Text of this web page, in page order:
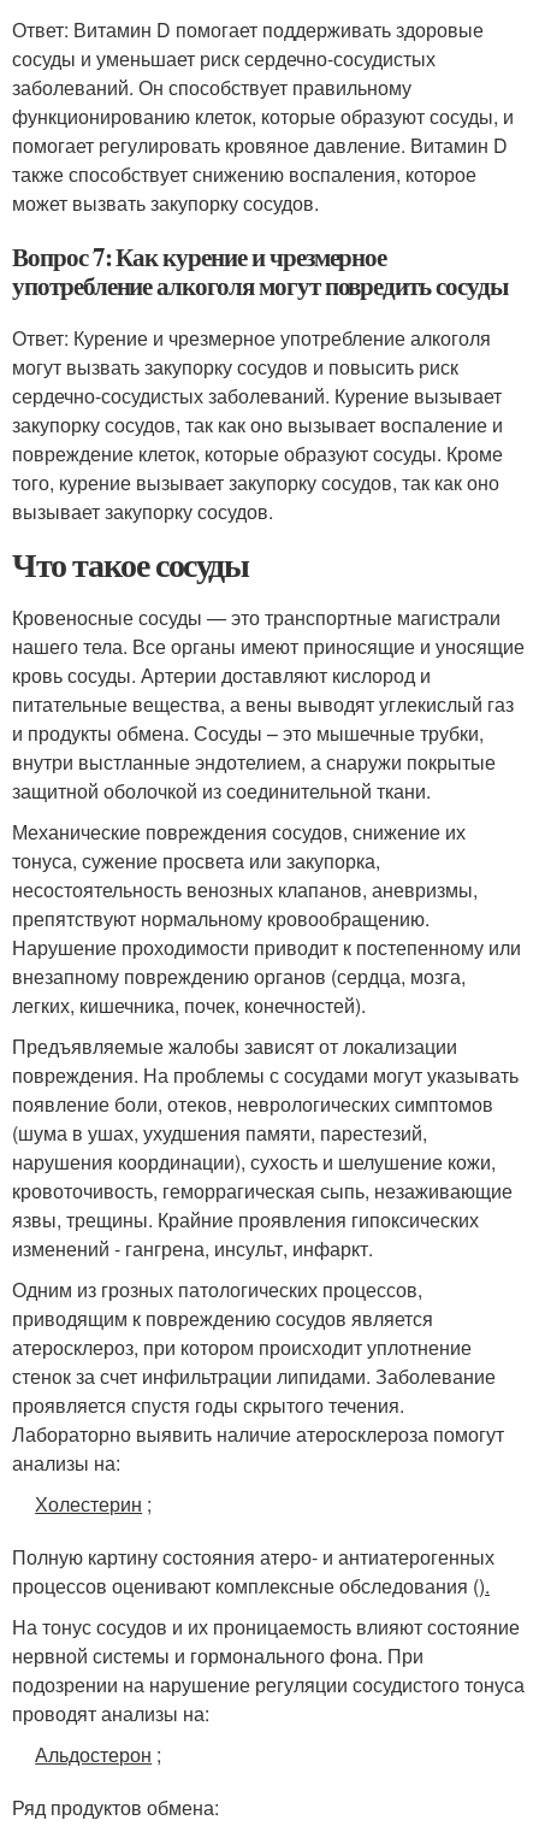
Ответ: Витамин D помогает поддерживать здоровые
сосуды и уменьшает риск сердечно-сосудистых
заболеваний. Он способствует правильному
функционированию клеток, которые образуют сосуды, и
помогает регулировать кровяное давление. Витамин D
также способствует снижению воспаления, которое
может вызвать закупорку сосудов.
Вопрос 7: Как курение и чрезмерное
употребление алкоголя могут повредить сосуды
Ответ: Курение и чрезмерное употребление алкоголя
могут вызвать закупорку сосудов и повысить риск
сердечно-сосудистых заболеваний. Курение вызывает
закупорку сосудов, так как оно вызывает воспаление и
повреждение клеток, которые образуют сосуды. Кроме
того, курение вызывает закупорку сосудов, так как оно
вызывает закупорку сосудов.
Что такое сосуды
Кровеносные сосуды — это транспортные магистрали
нашего тела. Все органы имеют приносящие и уносящие
кровь сосуды. Артерии доставляют кислород и
питательные вещества, а вены выводят углекислый газ
и продукты обмена. Сосуды – это мышечные трубки,
внутри выстланные эндотелием, а снаружи покрытые
защитной оболочкой из соединительной ткани.
Механические повреждения сосудов, снижение их
тонуса, сужение просвета или закупорка,
несостоятельность венозных клапанов, аневризмы,
препятствуют нормальному кровообращению.
Нарушение проходимости приводит к постепенному или
внезапному повреждению органов (сердца, мозга,
легких, кишечника, почек, конечностей).
Предъявляемые жалобы зависят от локализации
повреждения. На проблемы с сосудами могут указывать
появление боли, отеков, неврологических симптомов
(шума в ушах, ухудшения памяти, парестезий,
нарушения координации), сухость и шелушение кожи,
кровоточивость, геморрагическая сыпь, незаживающие
язвы, трещины. Крайние проявления гипоксических
изменений - гангрена, инсульт, инфаркт.
Одним из грозных патологических процессов,
приводящим к повреждению сосудов является
атеросклероз, при котором происходит уплотнение
стенок за счет инфильтрации липидами. Заболевание
проявляется спустя годы скрытого течения.
Лабораторно выявить наличие атеросклероза помогут
анализы на:
Холестерин ;
Полную картину состояния атеро- и антиатерогенных
процессов оценивают комплексные обследования ().
На тонус сосудов и их проницаемость влияют состояние
нервной системы и гормонального фона. При
подозрении на нарушение регуляции сосудистого тонуса
проводят анализы на:
Альдостерон ;
Ряд продуктов обмена: